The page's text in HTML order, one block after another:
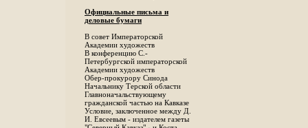
Официальные письма и
деловые бумаги
В совет Императорской
Академии художеств
В конференцию С.-
Петербургской императорской
Академии художеств
Обер-прокурору Синода
Начальнику Терской области
Главноначальствующему
гражданской частью на Кавказе
Условие, заключенное между Д.
И. Евсеевым - издателем газеты